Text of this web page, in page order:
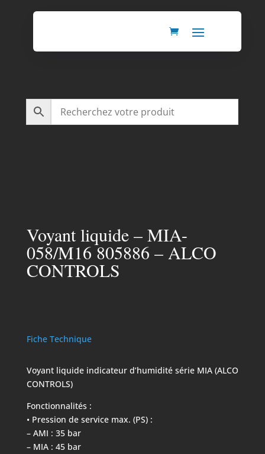
Voyant liquide – MIA-
058/M16 805886 – ALCO
CONTROLS
Fiche Technique
Voyant liquide indicateur d’humidité série MIA (ALCO
CONTROLS)
Fonctionnalités :
• Pression de service max. (PS) :
– AMI : 35 bar
– MIA : 45 bar